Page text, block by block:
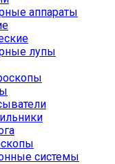
аппараты
лупы
системы